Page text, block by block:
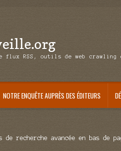
flux RSS, outils de web
NOTRE ENQUÊTE AUPRÈS DES ÉDITEURS
recherche avancée en bas de